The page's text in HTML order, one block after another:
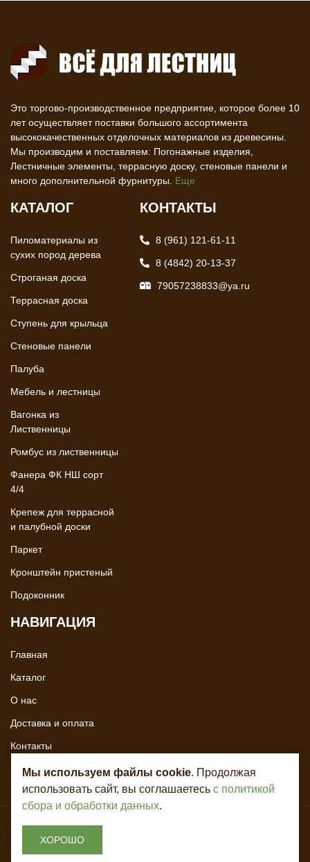
Это торгово-производственное предприятие, которое более 10
лет осуществляет поставки большого ассортимента
высококачественных отделочных материалов из древесины.
Мы производим и поставляем: Погонажные изделия,
Лестничные элементы, террасную доску, стеновые панели и
много дополнительной фурнитуры. Еще
КАТАЛОГ
Пиломатериалы из
сухих пород дерева
Строганая доска
Террасная доска
Ступень для крыльца
Стеновые панели
Палуба
Мебель и лестницы
Вагонка из
Лиственницы
Ромбус из лиственницы
Фанера ФК НШ сорт
4/4
Крепеж для террасной
и палубной доски
Паркет
Кронштейн пристеный
Подоконник
НАВИГАЦИЯ
Главная
Каталог
О нас
Доставка и оплата
Контакты
КОНТАКТЫ
8 (961) 121-61-11
8 (4842) 20-13-37
79057238833@ya.ru
Copyright © 2020 - 2026. Всё для лестниц. Разработка и продвижение -
Vegas Studio
Мы используем файлы cookie. Продолжая
использовать сайт, вы соглашаетесь с политикой
сбора и обработки данных.
ХОРОШО